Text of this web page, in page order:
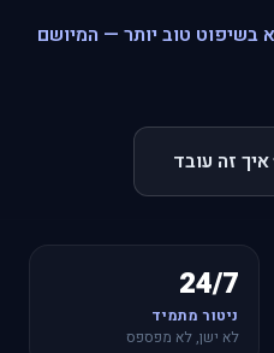
בשיפוט טוב יותר — המיושם
איך זה עובד
24/7
ניטור מתמיד
לא ישן, לא מפספס